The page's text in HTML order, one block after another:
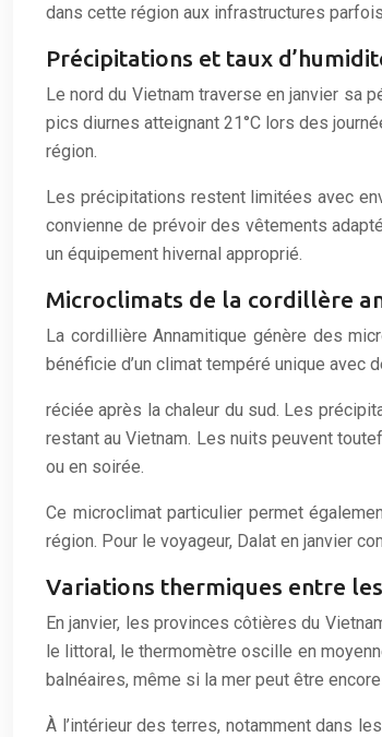
dans cette région aux infrastructures
Précipitations et taux
Le nord du Vietnam traverse en janvier sa
pics diurnes atteignant 21°C lors des
région.
Les précipitations restent limitées avec
convienne de prévoir des vêtements
un équipement hivernal approprié.
Microclimats de la cordillère
La cordillière Annamitique génère des
bénéficie d’un climat tempéré unique avec
réciée après la chaleur du sud. Les
restant au Vietnam. Les nuits peuvent
ou en soirée.
Ce microclimat particulier permet
région. Pour le voyageur, Dalat en janvier
Variations thermiques entre
En janvier, les provinces côtières du
le littoral, le thermomètre oscille en
balnéaires, même si la mer peut être
À l’intérieur des terres, notamment dans